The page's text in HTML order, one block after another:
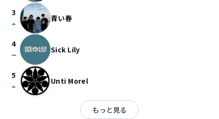
3
arrow_drop_up 青い春
4
check_indeterminate_small Sick Lily
5
arrow_drop_up Unti Morel
もっと見る